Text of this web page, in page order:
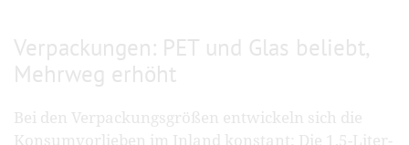
Verpackungen: PET und Glas beliebt,
Mehrweg erhöht
Bei den Verpackungsgrößen entwickeln sich die
Konsumvorlieben im Inland konstant: Die 1,5-Liter-